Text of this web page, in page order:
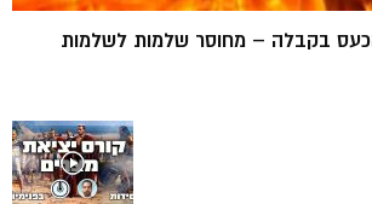
בקבלה – מחוסר שלמות לשלמות